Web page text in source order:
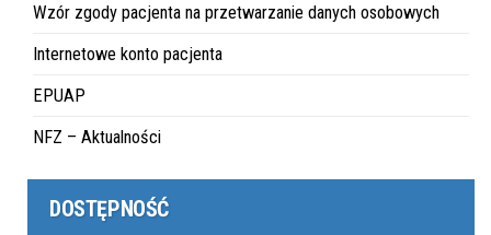
Wzór zgody pacjenta na przetwarzanie danych osobowych
Internetowe konto pacjenta
EPUAP
NFZ – Aktualności
DOSTĘPNOŚĆ